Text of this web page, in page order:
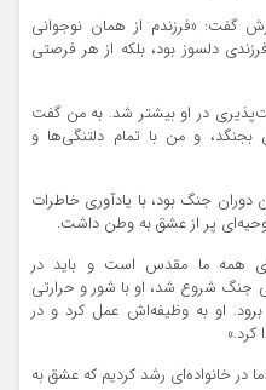
گفت: «فرزندم از همان نوجوانی
دلسوز بود، بلکه از هر فرصتی
در او بیشتر شد. به من گفت
و من با تمام دلتنگی‌ها و
دوران جنگ بود، با یادآوری خاطرات
پر از عشق به وطن داشت.
همه ما مقدس است و باید در
جنگ شروع شد، او با شور و حرارتی
او به وظیفه‌اش عمل کرد و در
«ما در خانواده‌ای رشد کردیم که عشق به